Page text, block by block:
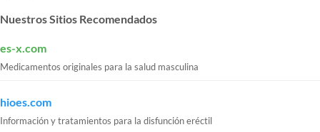
Nuestros Sitios Recomendados
es-x.com
Medicamentos originales para la salud masculina
hioes.com
Información y tratamientos para la disfunción eréctil